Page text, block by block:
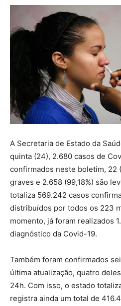
A Secretaria de Estado da
quinta (24), 2.680 casos de
confirmados neste boletim, 22
graves e 2.658 (99,18%) são
totaliza 569.242 casos
distribuídos por todos os 223
momento, já foram realizados
diagnóstico da Covid-19.
Também foram confirmados
última atualização, quatro
24h. Com isso, o estado
registra ainda um total de